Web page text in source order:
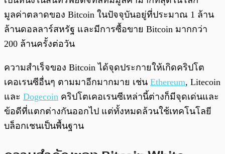
มูลค่าตลาดของ Bitcoin ในปัจจุบันอยู่ที่ประมาณ 1 ล้าน
ล้านดอลลาร์สหรัฐ และมีการซื้อขาย Bitcoin มากกว่า
200 ล้านครั้งต่อวัน
ความสำเร็จของ Bitcoin ได้จุดประกายให้เกิดคริปโต
เคอเรนซีอื่นๆ ตามมาอีกมากมาย เช่น Ethereum, Litecoin
และ Dogecoin คริปโตเคอเรนซีเหล่านี้ต่างก็มีจุดเด่นและ
ข้อดีที่แตกต่างกันออกไป แต่ทั้งหมดล้วนใช้เทคโนโลยี
บล็อกเชนเป็นพื้นฐาน